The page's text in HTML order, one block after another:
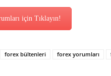
için Tıklayın!
forex bültenleri forex yorumları